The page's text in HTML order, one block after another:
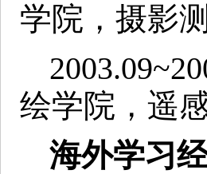
学院，摄影
绘学院，遥
海外学习